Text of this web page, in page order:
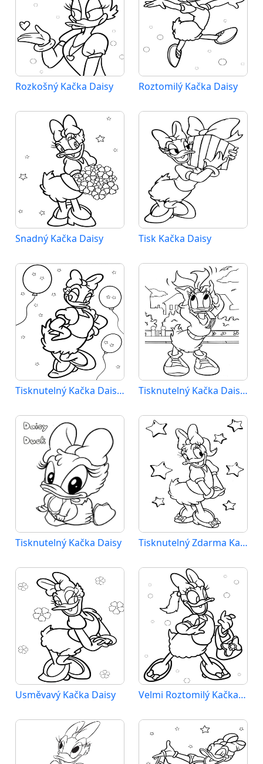
Rozkošný Kačka Daisy Roztomilý Kačka Daisy
Snadný Kačka Daisy Tisk Kačka Daisy
Tisknutelný Kačka Daisy Obrázek pro Děti Tisknutelný Kačka Daisy Obrázek
Tisknutelný Kačka Daisy Tisknutelný Zdarma Kačka Daisy
Usměvavý Kačka Daisy Velmi Roztomilý Kačka Daisy